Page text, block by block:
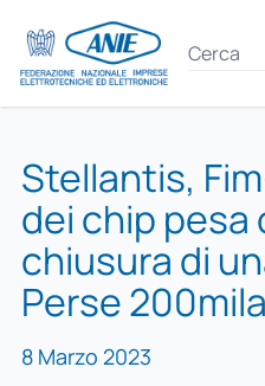
Stellantis,
dei chip pesa
chiusura di
Perse
8 Marzo 2023